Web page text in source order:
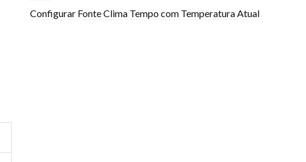
Configurar Fonte Clima Tempo com Temperatura Atual